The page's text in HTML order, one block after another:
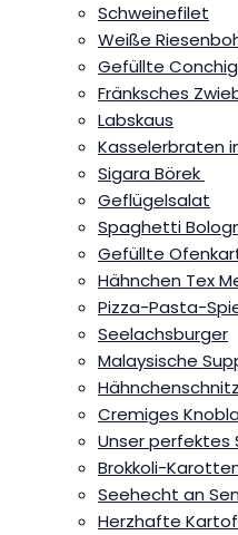
Schweinefilet
Weiße
Gefüllte
Fränksches
Labskaus
Kasselerbraten
Sigara Börek
Geflügelsalat
Spaghetti
Gefüllte
Hähnchen Tex
Pizza-Pasta-
Seelachsburger
Malaysische
Cremiges
Unser perfektes
Brokkoli-
Seehecht an
Herzhafte